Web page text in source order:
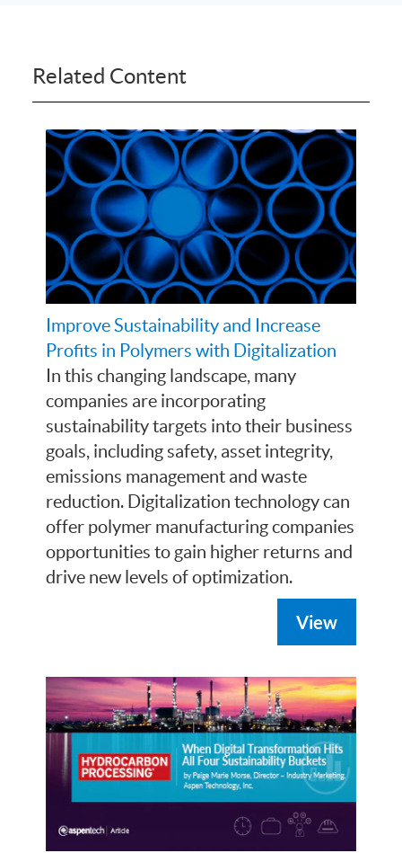
Related Content
Improve Sustainability and Increase
Profits in Polymers with Digitalization
In this changing landscape, many
companies are incorporating
sustainability targets into their business
goals, including safety, asset integrity,
emissions management and waste
reduction. Digitalization technology can
offer polymer manufacturing companies
opportunities to gain higher returns and
drive new levels of optimization.
View